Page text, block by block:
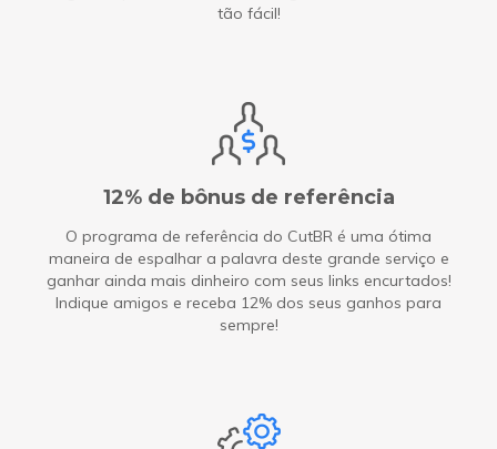
tão fácil!
12% de bônus de referência
O programa de referência do CutBR é uma ótima
maneira de espalhar a palavra deste grande serviço e
ganhar ainda mais dinheiro com seus links encurtados!
Indique amigos e receba 12% dos seus ganhos para
sempre!